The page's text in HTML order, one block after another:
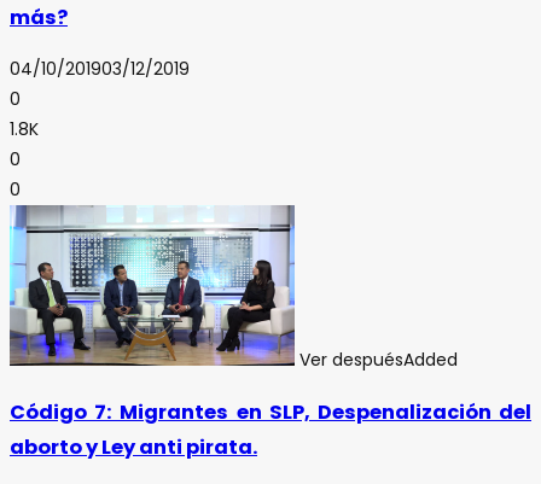
más?
04/10/201903/12/2019
0
1.8K
0
0
Ver despuésAdded
Código 7: Migrantes en SLP, Despenalización del
aborto y Ley anti pirata.